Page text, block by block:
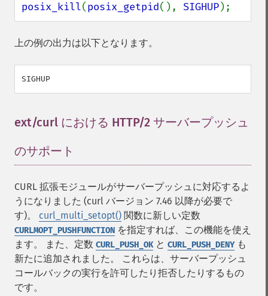
posix_kill(posix_getpid(), SIGHUP);
上の例の出力は以下となります。
ext/curl における HTTP/2 サーバープッシュ
のサポート
CURL 拡張モジュールがサーバープッシュに対応するよ
うになりました (curl バージョン 7.46 以降が必要で
す)。 curl_multi_setopt() 関数に新しい定数
CURLMOPT_PUSHFUNCTION を指定すれば、この機能を使え
ます。 また、定数 CURL_PUSH_OKと CURL_PUSH_DENYも
新たに追加されました。 これらは、サーバープッシュ
コールバックの実行を許可したり拒否したりするもの
です。